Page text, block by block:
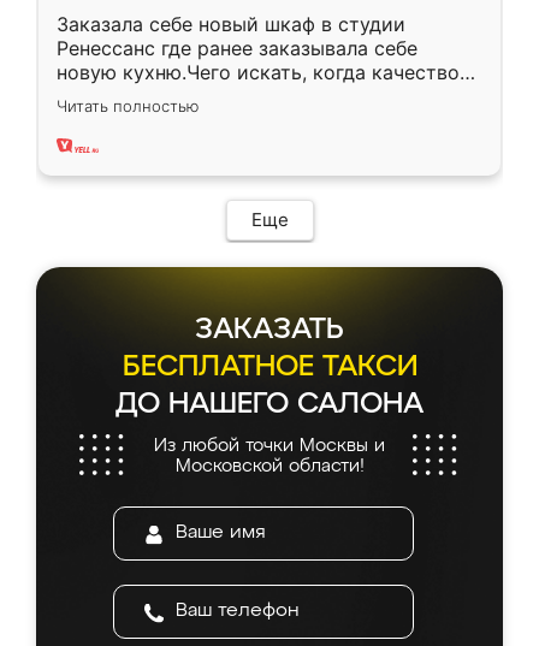
Заказала себе новый шкаф в студии
Ренессанс где ранее заказывала себе
новую кухню.Чего искать, когда качеством
вполне довольна. Служит кухня уже почти
два года, нареканий нет.
Читать полностью
Еще
ЗАКАЗАТЬ
БЕСПЛАТНОЕ ТАКСИ
ДО НАШЕГО САЛОНА
Из любой точки Москвы и
Московской области!